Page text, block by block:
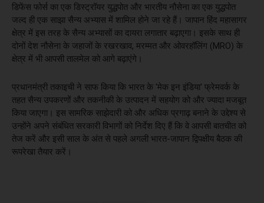
डिफेंस फोर्स का एक डिस्ट्रॉयर युद्धपोत और भारतीय नौसेना का एक युद्धपोत
जल्द ही एक साझा सैन्य अभ्यास में शामिल होने जा रहे हैं। जापान हिंद महासागर
क्षेत्र में इस तरह के सैन्य अभ्यासों का दायरा लगातार बढ़ाएगा। इसके साथ ही
दोनों देश नौसेना के जहाजों के रखरखाव, मरम्मत और ओवरहॉलिंग (MRO) के
क्षेत्र में भी आपसी तालमेल को आगे बढ़ाएंगे।
प्रधानमंत्री तकाइची ने साफ किया कि भारत के 'मेक इन इंडिया' फ्रेमवर्क के
तहत सैन्य उपकरणों और तकनीकी के उत्पादन में सहयोग को और ज्यादा मजबूत
किया जाएगा। इस सामरिक साझेदारी को और अधिक प्रगाढ़ बनाने के उद्देश्य से
उन्होंने अपने संबंधित सरकारी विभागों को निर्देश दिए हैं कि वे आपसी बातचीत को
तेज करें और इसी साल के अंत से पहले अगली भारत-जापान द्विपक्षीय बैठक की
रूपरेखा तैयार करें।